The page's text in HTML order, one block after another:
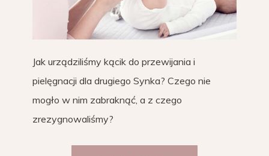
Jak urządziliśmy kącik do przewijania i
pielęgnacji dla drugiego Synka? Czego nie
mogło w nim zabraknąć, a z czego
zrezygnowaliśmy?